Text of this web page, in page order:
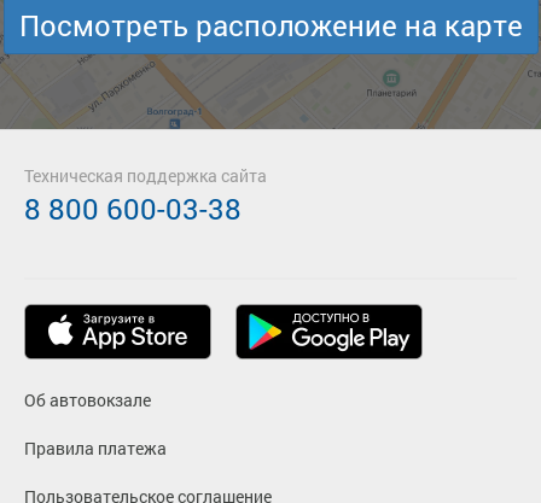
Посмотреть расположение на карте
Об автовокзале
Правила платежа
Пользовательское соглашение
Техническая поддержка сайта
8 800 600-03-38